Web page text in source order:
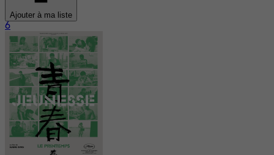
Ajouter à ma liste
6